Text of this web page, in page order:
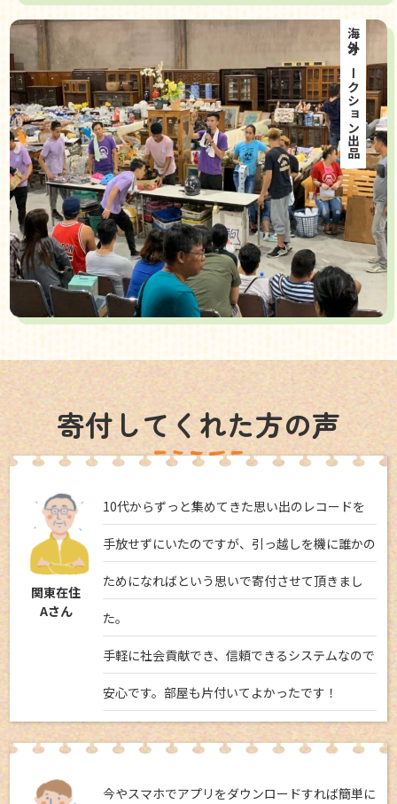
海外オークション出品
寄付してくれた方の声
関東在住
Aさん
10代からずっと集めてきた思い出のレコードを
手放せずにいたのですが、引っ越しを機に誰かの
ためになればという思いで寄付させて頂きまし
た。
手軽に社会貢献でき、信頼できるシステムなので
安心です。部屋も片付いてよかったです！
今やスマホでアプリをダウンロードすれば簡単に